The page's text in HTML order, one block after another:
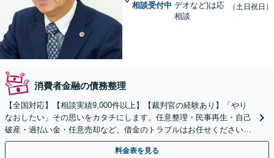
相談受付中 デオなど)は応
相談
（土日祝日）
消費者金融の債務整理
【全国対応】【相談実績9,000件以上】【裁判官の経験あり】「やり
なおしたい」その思いをカタチにします。任意整理・民事再生・自己
破産・過払い金・任意売却など、借金のトラブルはお任せください。
【初回相談無料】【全国対応可能】
料金表を見る